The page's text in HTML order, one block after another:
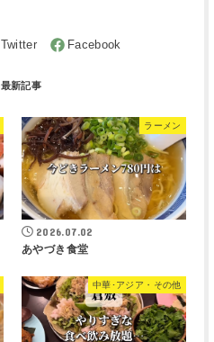
ラーメン
2026.07.02
あやづき食堂
中華･アジア・その他